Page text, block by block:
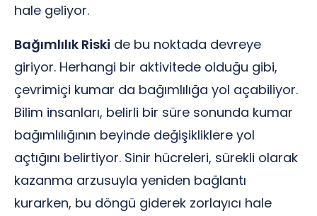
hale geliyor.
Bağımlılık Riski de bu noktada devreye
giriyor. Herhangi bir aktivitede olduğu gibi,
çevrimiçi kumar da bağımlılığa yol açabiliyor.
Bilim insanları, belirli bir süre sonunda kumar
bağımlılığının beyinde değişikliklere yol
açtığını belirtiyor. Sinir hücreleri, sürekli olarak
kazanma arzusuyla yeniden bağlantı
kurarken, bu döngü giderek zorlayıcı hale